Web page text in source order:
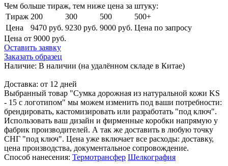
Чем больше тираж, тем ниже цена за штуку:
Тираж 200 300 500
500+
Цена
9470 руб. 9230 руб. 9000 руб. Цена по запросу
Цена от 9000 руб.
Оставить заявку
Заказать образец
Наличие: В наличии (на удалённом складе в Китае)
Доставка: от 12 дней
Выбранный товар "Сумка дорожная из натуральной кожи KS
- 15 с логотипом" мы можем изменить под ваши потребности:
брендировать, кастомизировать или разработать "под ключ".
Использовать ваш дизайн и фирменные коробки напрямую у
фабрик производителей. А так же доставить в любую точку
СНГ "под ключ". Цена уже включает все расходы: доставку,
цена производства, документальное сопровождение.
Способ нанесения: Термотрансфер Шелкография